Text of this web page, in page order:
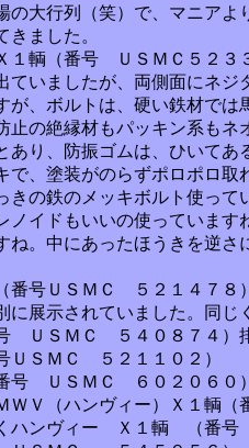
大行列（笑）で、マニアよ
ました。
輌（番号 ＵＳＭＣ５２３
いましたが、両側面にネ
、ボルトは、硬い鉄材で
の絶縁材もパッキン系も
り、防振ゴムは、ひいてあ
、塗装がのらずポロポロ
の鉄のメッキボルト使っ
イドもいいの使っていま
。中にあったほうきを逆
号ＵＳＭＣ ５２１４７８
展示されていました。同じ
ＵＳＭＣ ５４０８７４
ＵＳＭＣ ５２１１０２）
号 ＵＳＭＣ ６０２０６０
ＷＶ（ハンヴィー）Ｘ１輌
くハンヴィー Ｘ１輌 （番